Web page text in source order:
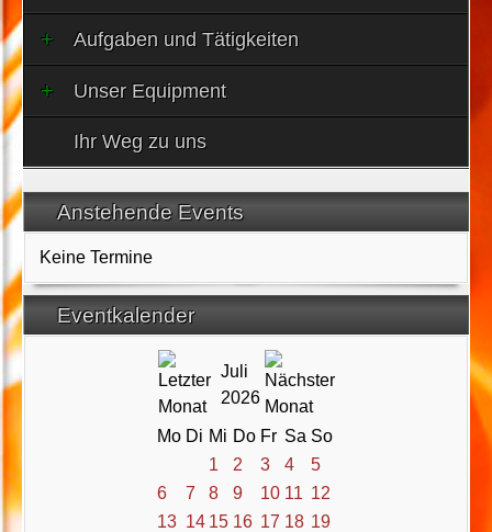
Aufgaben und Tätigkeiten
Unser Equipment
Ihr Weg zu uns
Anstehende Events
Keine Termine
Eventkalender
Juli
2026
Mo Di Mi Do Fr Sa So
1
2 3 4
5
6
7 8 9 10 11 12
13 14 15 16 17 18 19